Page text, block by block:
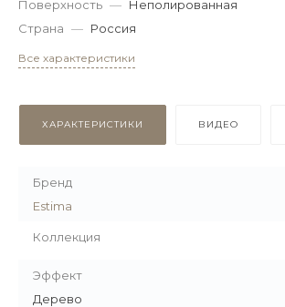
Поверхность — Неполированная
Страна — Россия
Все характеристики
ХАРАКТЕРИСТИКИ ВИДЕО
Бренд
Estima
Коллекция
Эффект
Дерево